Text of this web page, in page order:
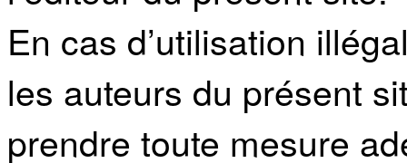
En cas d’utilisation
les auteurs du présent
prendre toute mesure